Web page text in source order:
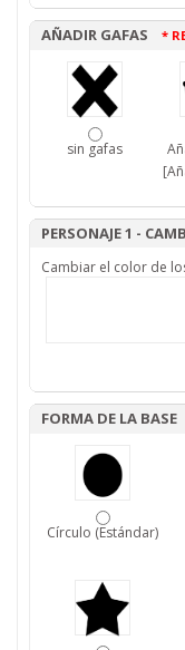
AÑADIR GAFAS *
sin gafas
PERSONAJE 1 -
Cambiar el color de
FORMA DE LA BASE
Círculo (Estándar)